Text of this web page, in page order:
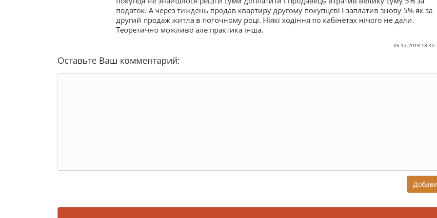
податок. А через тиждень продав квартиру другому покупцеві і заплатив знову 5% як за
другий продаж житла в поточному році. Ніякі ходіння по кабінетах нічого не дали.
Теоретично можливо але практика інша.
05.12.2019 18:42
Оставьте Ваш комментарий: